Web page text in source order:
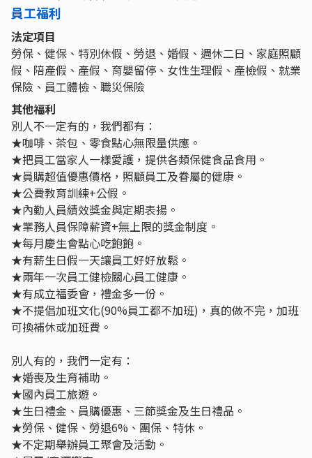
員工福利
法定項目
勞保、健保、特別休假、勞退、婚假、週休二日、家庭照顧
假、陪產假、產假、育嬰留停、女性生理假、產檢假、就業
保險、員工體檢、職災保險
其他福利
別人不一定有的，我們都有：
★咖啡、茶包、零食點心無限量供應。
★把員工當家人一樣愛護，提供各類保健食品食用。
★員購超值優惠價格，照顧員工及眷屬的健康。
★公費教育訓練+公假。
★內勤人員績效獎金與定期表揚。
★業務人員保障薪資+無上限的獎金制度。
★每月慶生會點心吃飽飽。
★有薪生日假一天讓員工好好放鬆。
★兩年一次員工健檢關心員工健康。
★有成立福委會，禮金多一份。
★不提倡加班文化(90%員工都不加班)，真的做不完，加班
可換補休或加班費。
別人有的，我們一定有：
★婚喪及生育補助。
★國內員工旅遊。
★生日禮金、員購優惠、三節獎金及生日禮品。
★勞保、健保、勞退6%、團保、特休。
★不定期舉辦員工聚會及活動。